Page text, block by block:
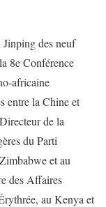
des neuf
8eConférence
africaine
entre la Chine et
de la
du Parti
et au
des Affaires
au Kenya et